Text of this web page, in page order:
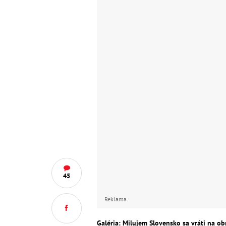
45
Reklama
Galéria: Milujem Slovensko sa vráti na